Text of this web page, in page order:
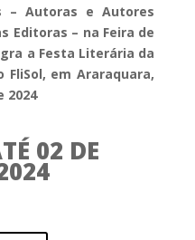
– Autoras e Autores
Editoras – na Feira de
a Festa Literária da
FliSol, em Araraquara,
2024
02 DE